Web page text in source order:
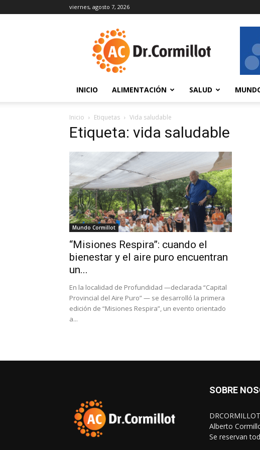
viernes, agosto 7, 2026
INICIO ALIMENTACIÓN SALUD
Inicio Etiquetas Vida saludable
Etiqueta: vida saludable
Mundo Cormillot
“Misiones Respira”: cuando el
bienestar y el aire puro encuentran
un...
En la localidad de Profundidad —declarada “Capital
Provincial del Aire Puro” — se desarrolló la primera
edición de “Misiones Respira”, un evento orientado
a...
SOBRE
Alberto
Se reservan